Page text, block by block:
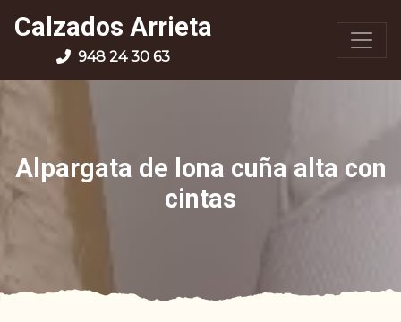
Calzados Arrieta
948 24 30 63
Alpargata de lona cuña alta con
cintas